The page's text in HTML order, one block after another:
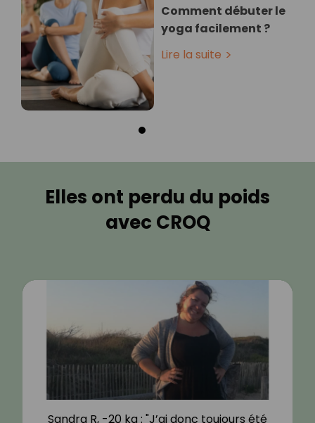
Comment débuter le
yoga facilement ?
Lire la suite
Elles ont perdu du poids
avec CROQ
Sandra R, -20 kg : "J’ai donc toujours été